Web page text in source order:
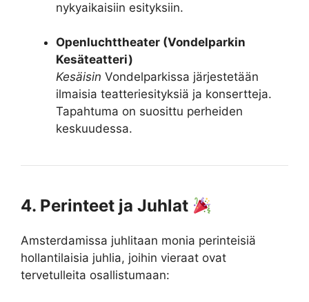
nykyaikaisiin esityksiin.
Openluchttheater (Vondelparkin
Kesäteatteri)
Kesäisin Vondelparkissa järjestetään
ilmaisia teatteriesityksiä ja konsertteja.
Tapahtuma on suosittu perheiden
keskuudessa.
4. Perinteet ja Juhlat
Amsterdamissa juhlitaan monia perinteisiä
hollantilaisia juhlia, joihin vieraat ovat
tervetulleita osallistumaan: